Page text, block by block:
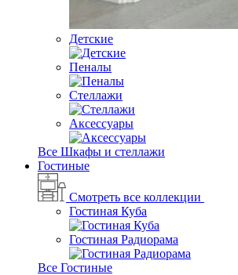
Детские
Пеналы
Стеллажи
Аксессуары
Все Шкафы и стеллажи
Гостиные
Смотреть все коллекции
Гостиная Куба
Гостиная Радиорама
Все Гостиные